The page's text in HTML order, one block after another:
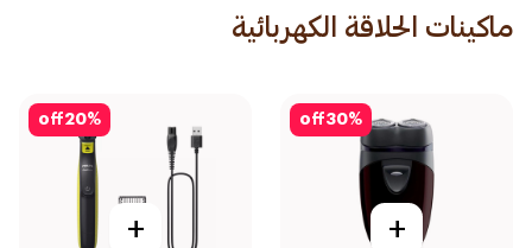
ماكينات الحلاقة الكهربائية
30%
off
+
20%
off
+